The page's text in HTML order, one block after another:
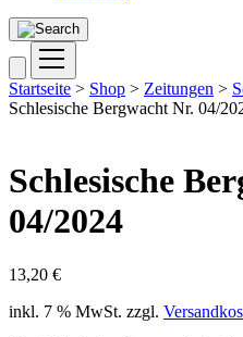
Startseite > Shop > Zeitungen >
Schlesische Bergwacht Nr. 04/
Schlesische
04/2024
13,20 €
inkl. 7 % MwSt. zzgl.